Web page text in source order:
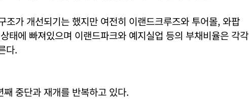
조가 개선되기는 했지만 여전히 이랜드크루즈와 투어몰, 와팝
태에 빠져있으며 이랜드파크와 예지실업 등의 부채비율은 각각
다.
중단과 재개를 반복하고 있다.